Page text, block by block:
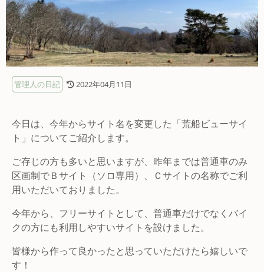
管理人の日記 2022年04月11日
今日は、今年からサイト名を変更した「荒船ビューサイ
ト」についてご紹介します。
ご存じの方も多いと思いますが、昨年までは普通車のみ
区画制でＢサイト（ソロ専用）、Ｃサイトの名称でご利
用いただいておりました。
今年から、フリーサイトとして、普通車だけでなくバイ
クの方にも利用しやすいサイトを設けました。
皆様から作って良かったと思っていただけたら嬉しいで
す！